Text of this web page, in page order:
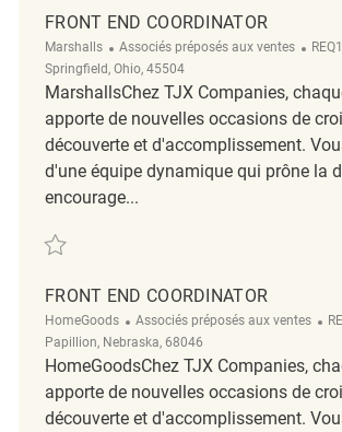
FRONT END COORDINATOR
Marshalls Catégorie
Associés préposés aux ventes ReqId
Springfield, Ohio, 45504
MarshallsChez TJX Companies,
apporte de nouvelles occasions de
découverte et d'accomplissement.
d'une équipe dynamique qui prône la
encourage...
Sauvegarder Front End Coordinator REQ141044
FRONT END COORDINATOR
HomeGoods Catégorie
Associés préposés aux ventes
Papillion, Nebraska, 68046
HomeGoodsChez TJX Companies,
apporte de nouvelles occasions de
découverte et d'accomplissement.